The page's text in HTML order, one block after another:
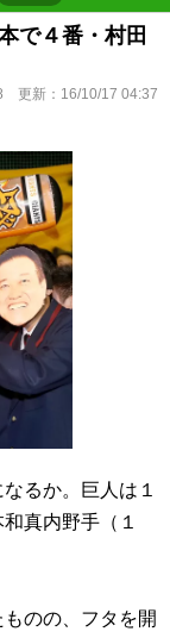
で４番・村田
更新： 16/10/17 04:37
るか。巨人は１
真内野手（１
のの、フタを開